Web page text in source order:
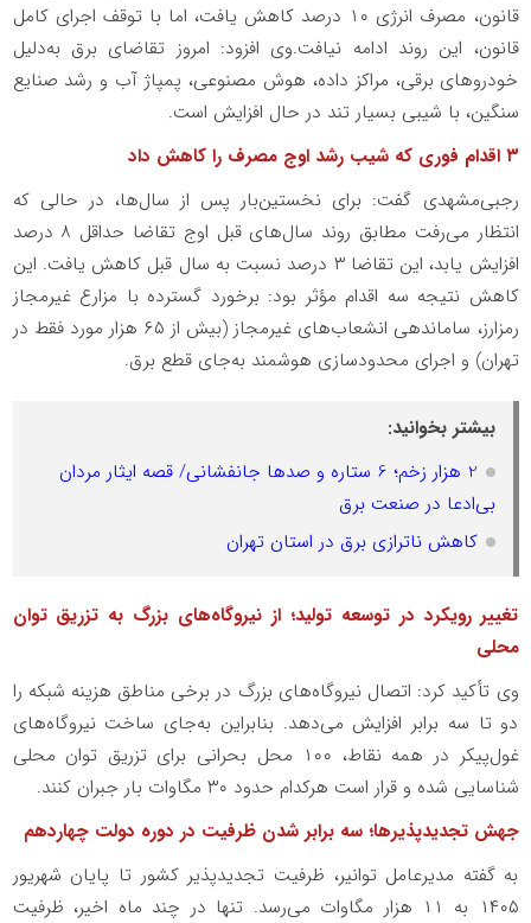
قانون، مصرف انرژی ۱۰ درصد کاهش یافت، اما با توقف اجرای کامل
قانون، این روند ادامه نیافت.وی افزود: امروز تقاضای برق به‌دلیل
خودروهای برقی، مراکز داده، هوش مصنوعی، پمپاژ آب و رشد صنایع
سنگین، با شیبی بسیار تند در حال افزایش است.
۳ اقدام فوری که شیب رشد اوج مصرف را کاهش داد
رجبی‌مشهدی گفت: برای نخستین‌بار پس از سال‌ها، در حالی که
انتظار می‌رفت مطابق روند سال‌های قبل اوج تقاضا حداقل ۸ درصد
افزایش یابد، این تقاضا ۳ درصد نسبت به سال قبل کاهش یافت. این
کاهش نتیجه سه اقدام مؤثر بود: برخورد گسترده با مزارع غیرمجاز
رمزارز، ساماندهی انشعاب‌های غیرمجاز (بیش از ۶۵ هزار مورد فقط در
تهران) و اجرای محدودسازی هوشمند به‌جای قطع برق.
بیشتر بخوانید:
2 هزار زخم؛ 6 ستاره و صدها جانفشانی/ قصه ایثار مردان
بی‌ادعا در صنعت برق
کاهش ناترازی برق در استان تهران
تغییر رویکرد در توسعه تولید؛ از نیروگاه‌های بزرگ به تزریق توان
محلی
وی تأکید کرد: اتصال نیروگاه‌های بزرگ در برخی مناطق هزینه شبکه را
دو تا سه برابر افزایش می‌دهد. بنابراین به‌جای ساخت نیروگاه‌های
غول‌پیکر در همه نقاط، ۱۰۰ محل بحرانی برای تزریق توان محلی
شناسایی شده و قرار است هرکدام حدود ۳۰ مگاوات بار جبران کنند.
جهش تجدیدپذیرها؛ سه برابر شدن ظرفیت در دوره دولت چهاردهم
به گفته مدیرعامل توانیر، ظرفیت تجدیدپذیر کشور تا پایان شهریور
۱۴۰۵ به ۱۱ هزار مگاوات می‌رسد. تنها در چند ماه اخیر، ظرفیت